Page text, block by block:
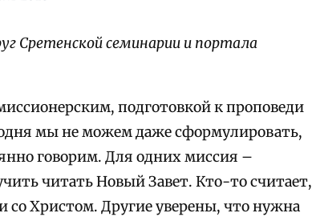
Сретенской семинарии и портала
подготовкой к проповеди
мы не можем даже сформулировать,
говорим. Для одних миссия –
читать Новый Завет. Кто-то считает,
со Христом. Другие уверены, что нужна